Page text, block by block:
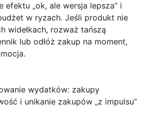
efektu „ok, ale wersja lepsza” i
w ryzach. Jeśli produkt nie
widełkach, rozważ tańszą
lub odłóż zakup na moment,
wydatków: zakupy
i unikanie zakupów „z impulsu”